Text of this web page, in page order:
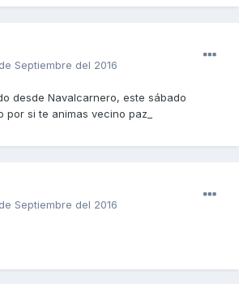
Septiembre del 2016
desde Navalcarnero, este sábado
si te animas vecino paz_
Septiembre del 2016